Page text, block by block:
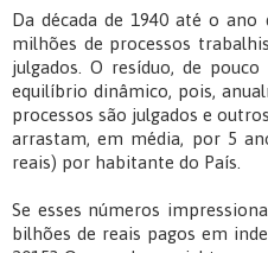
Da década de 1940 até o ano
milhões de processos
julgados. O resíduo, de
equilíbrio dinâmico, pois,
processos são julgados e
arrastam, em média, por 5
reais) por habitante do País.
Se esses números
bilhões de reais pagos em